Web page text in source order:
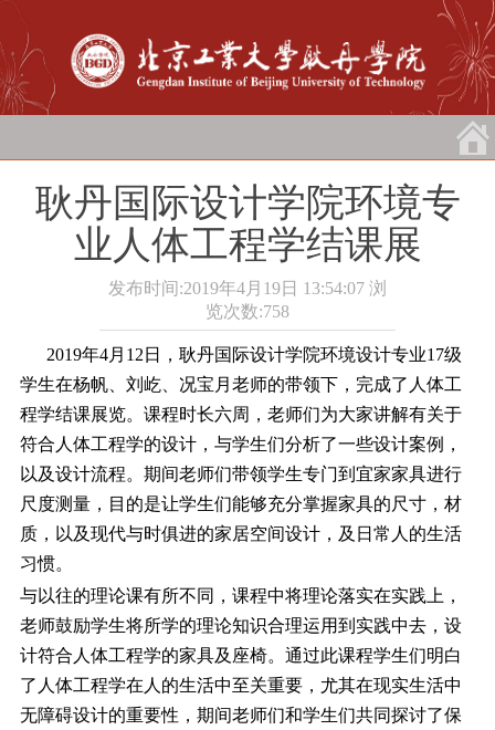
耿丹国际设计学院环境专
业人体工程学结课展
发布时间:2019年4月19日 13:54:07 浏
览次数:758
2019年4月12日，耿丹国际设计学院环境设计专业17级
学生在杨帆、刘屹、况宝月老师的带领下，完成了人体工
程学结课展览。课程时长六周，老师们为大家讲解有关于
符合人体工程学的设计，与学生们分析了一些设计案例，
以及设计流程。期间老师们带领学生专门到宜家家具进行
尺度测量，目的是让学生们能够充分掌握家具的尺寸，材
质，以及现代与时俱进的家居空间设计，及日常人的生活
习惯。
与以往的理论课有所不同，课程中将理论落实在实践上，
老师鼓励学生将所学的理论知识合理运用到实践中去，设
计符合人体工程学的家具及座椅。通过此课程学生们明白
了人体工程学在人的生活中至关重要，尤其在现实生活中
无障碍设计的重要性，期间老师们和学生们共同探讨了保